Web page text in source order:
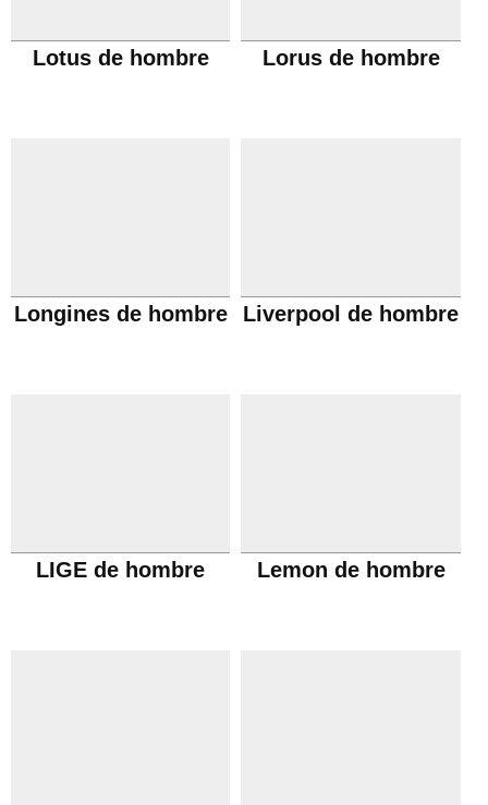
Lotus de hombre Lorus de hombre
Longines de hombre Liverpool de hombre
LIGE de hombre Lemon de hombre